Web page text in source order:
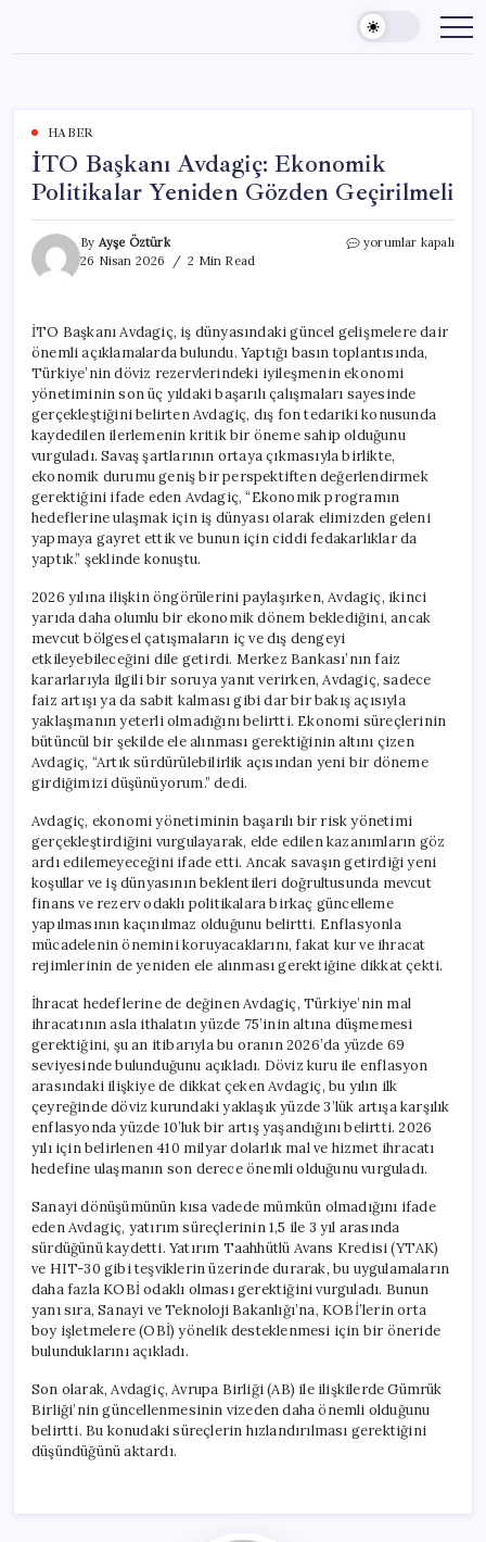
content
HABER
İTO Başkanı Avdagiç: Ekonomik
Politikalar Yeniden Gözden Geçirilmeli
By Ayşe Öztürk
26 Nisan 2026
2 Min Read
İTO
Yeniden
Gözden
Geçirilmeli
için
yorumlar kapalı
İTO Başkanı Avdagiç, iş dünyasındaki güncel gelişmelere dair
önemli açıklamalarda bulundu. Yaptığı basın toplantısında,
Türkiye’nin döviz rezervlerindeki iyileşmenin ekonomi
yönetiminin son üç yıldaki başarılı çalışmaları sayesinde
gerçekleştiğini belirten Avdagiç, dış fon tedariki konusunda
kaydedilen ilerlemenin kritik bir öneme sahip olduğunu
vurguladı. Savaş şartlarının ortaya çıkmasıyla birlikte,
ekonomik durumu geniş bir perspektiften değerlendirmek
gerektiğini ifade eden Avdagiç, “Ekonomik programın
hedeflerine ulaşmak için iş dünyası olarak elimizden geleni
yapmaya gayret ettik ve bunun için ciddi fedakarlıklar da
yaptık.” şeklinde konuştu.
2026 yılına ilişkin öngörülerini paylaşırken, Avdagiç, ikinci
yarıda daha olumlu bir ekonomik dönem beklediğini, ancak
mevcut bölgesel çatışmaların iç ve dış dengeyi
etkileyebileceğini dile getirdi. Merkez Bankası’nın faiz
kararlarıyla ilgili bir soruya yanıt verirken, Avdagiç, sadece
faiz artışı ya da sabit kalması gibi dar bir bakış açısıyla
yaklaşmanın yeterli olmadığını belirtti. Ekonomi süreçlerinin
bütüncül bir şekilde ele alınması gerektiğinin altını çizen
Avdagiç, “Artık sürdürülebilirlik açısından yeni bir döneme
girdiğimizi düşünüyorum.” dedi.
Avdagiç, ekonomi yönetiminin başarılı bir risk yönetimi
gerçekleştirdiğini vurgulayarak, elde edilen kazanımların göz
ardı edilemeyeceğini ifade etti. Ancak savaşın getirdiği yeni
koşullar ve iş dünyasının beklentileri doğrultusunda mevcut
finans ve rezerv odaklı politikalara birkaç güncelleme
yapılmasının kaçınılmaz olduğunu belirtti. Enflasyonla
mücadelenin önemini koruyacaklarını, fakat kur ve ihracat
rejimlerinin de yeniden ele alınması gerektiğine dikkat çekti.
İhracat hedeflerine de değinen Avdagiç, Türkiye’nin mal
ihracatının asla ithalatın yüzde 75’inin altına düşmemesi
gerektiğini, şu an itibarıyla bu oranın 2026’da yüzde 69
seviyesinde bulunduğunu açıkladı. Döviz kuru ile enflasyon
arasındaki ilişkiye de dikkat çeken Avdagiç, bu yılın ilk
çeyreğinde döviz kurundaki yaklaşık yüzde 3’lük artışa karşılık
enflasyonda yüzde 10’luk bir artış yaşandığını belirtti. 2026
yılı için belirlenen 410 milyar dolarlık mal ve hizmet ihracatı
hedefine ulaşmanın son derece önemli olduğunu vurguladı.
Sanayi dönüşümünün kısa vadede mümkün olmadığını ifade
eden Avdagiç, yatırım süreçlerinin 1,5 ile 3 yıl arasında
sürdüğünü kaydetti. Yatırım Taahhütlü Avans Kredisi (YTAK)
ve HIT-30 gibi teşviklerin üzerinde durarak, bu uygulamaların
daha fazla KOBİ odaklı olması gerektiğini vurguladı. Bunun
yanı sıra, Sanayi ve Teknoloji Bakanlığı’na, KOBİ’lerin orta
boy işletmelere (OBİ) yönelik desteklenmesi için bir öneride
bulunduklarını açıkladı.
Son olarak, Avdagiç, Avrupa Birliği (AB) ile ilişkilerde Gümrük
Birliği’nin güncellenmesinin vizeden daha önemli olduğunu
belirtti. Bu konudaki süreçlerin hızlandırılması gerektiğini
düşündüğünü aktardı.